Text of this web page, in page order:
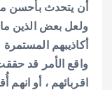
أن يتحدث بأحسن
ولعل بعض الذين
أكاذيبهم
واقع الأمر قد
اقربائهم ، أو